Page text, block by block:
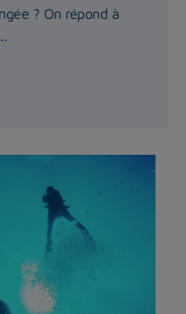
? On répond à